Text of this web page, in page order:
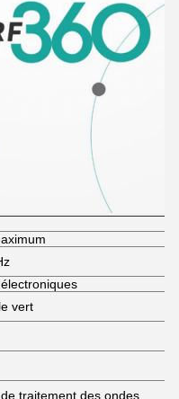
vert
traitement des ondes